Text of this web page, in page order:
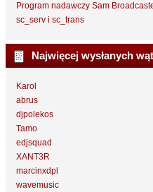
Program nadawczy Sam
sc_serv i sc_trans
Najwięcej wysłanych
Karol
abrus
djpolekos
Tamo
edjsquad
XANT3R
marcinxdpl
wavemusic